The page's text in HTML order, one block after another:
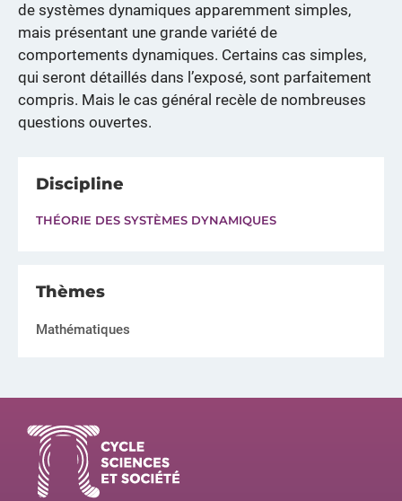
de systèmes dynamiques apparemment simples,
mais présentant une grande variété de
comportements dynamiques. Certains cas simples,
qui seront détaillés dans l’exposé, sont parfaitement
compris. Mais le cas général recèle de nombreuses
questions ouvertes.
Discipline
THÉORIE DES SYSTÈMES DYNAMIQUES
Thèmes
Mathématiques